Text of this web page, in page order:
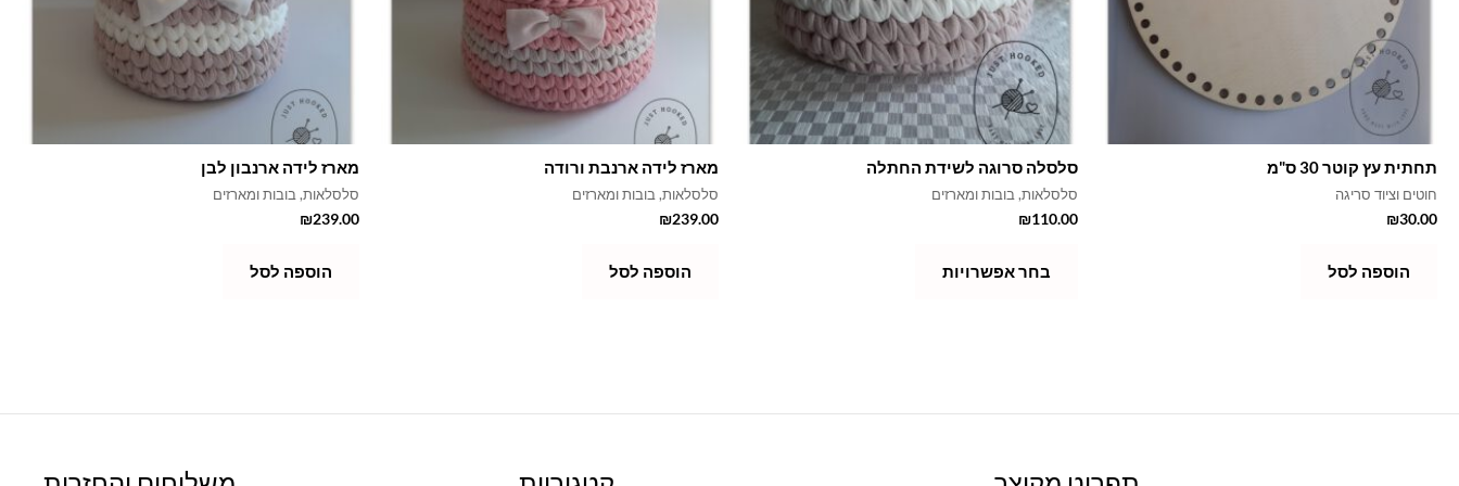
תחתית עץ קוטר 30 ס"מ
חוטים וציוד סריגה
₪30.00
הוספה לסל
סלסלה סרוגה לשידת החתלה
סלסלאות, בובות ומארזים
₪110.00
בחר אפשרויות
מארז לידה ארנבת ורודה
סלסלאות, בובות ומארזים
₪239.00
הוספה לסל
מארז לידה ארנבון לבן
סלסלאות, בובות ומארזים
₪239.00
הוספה לסל